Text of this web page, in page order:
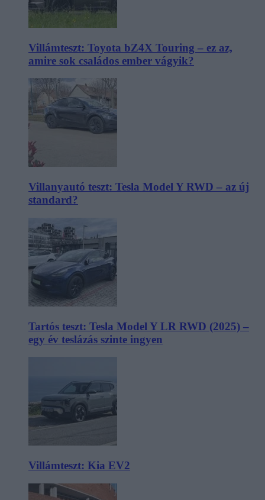
Villámteszt: Toyota bZ4X Touring – ez az,
amire sok családos ember vágyik?
Villanyautó teszt: Tesla Model Y RWD – az új
standard?
Tartós teszt: Tesla Model Y LR RWD (2025) –
egy év teslázás szinte ingyen
Villámteszt: Kia EV2